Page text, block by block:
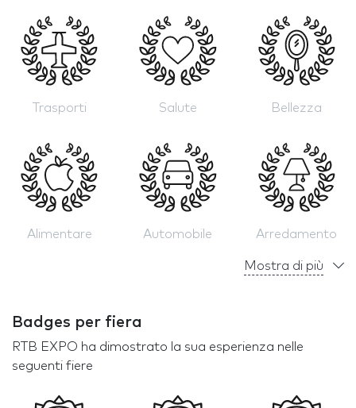
Trasporti Salute Bellezza
Alimentare Automobile Arredamento
Mostra di più
Badges per fiera
RTB EXPO ha dimostrato la sua esperienza nelle
seguenti fiere